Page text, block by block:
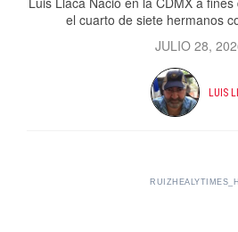
el cuarto de siete hermanos
JULIO 28,
LUIS